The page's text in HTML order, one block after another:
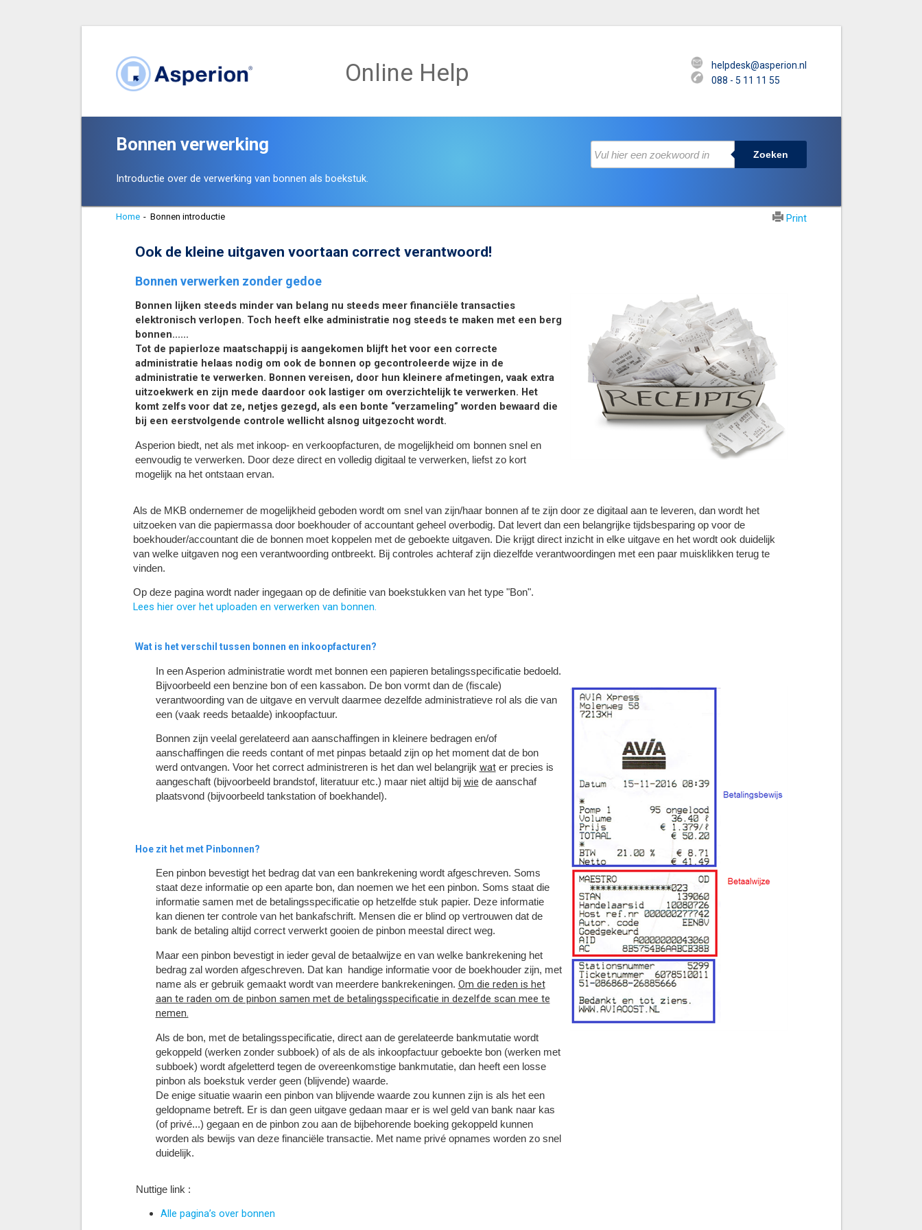
Online Help
helpdesk@asperion.nl
088 - 5 11 11 55
Bonnen verwerking
Introductie over de verwerking van bonnen als boekstuk.
Zoeken
Home - Bonnen introductie Print
Ook de kleine uitgaven voortaan correct verantwoord!
Bonnen verwerken zonder gedoe
Bonnen lijken steeds minder van belang nu steeds meer financiële transacties
elektronisch verlopen. Toch heeft elke administratie nog steeds te maken met een berg
bonnen......
Tot de papierloze maatschappij is aangekomen blijft het voor een correcte
administratie helaas nodig om ook de bonnen op gecontroleerde wijze in de
administratie te verwerken. Bonnen vereisen, door hun kleinere afmetingen, vaak extra
uitzoekwerk en zijn mede daardoor ook lastiger om overzichtelijk te verwerken. Het
komt zelfs voor dat ze, netjes gezegd, als een bonte “verzameling” worden bewaard die
bij een eerstvolgende controle wellicht alsnog uitgezocht wordt.
Asperion biedt, net als met inkoop- en verkoopfacturen, de mogelijkheid om bonnen snel en
eenvoudig te verwerken. Door deze direct en volledig digitaal te verwerken, liefst zo kort
mogelijk na het ontstaan ervan.
Als de MKB ondernemer de mogelijkheid geboden wordt om snel van zijn/haar bonnen af te zijn door ze digitaal aan te leveren, dan wordt het
uitzoeken van die papiermassa door boekhouder of accountant geheel overbodig. Dat levert dan een belangrijke tijdsbesparing op voor de
boekhouder/accountant die de bonnen moet koppelen met de geboekte uitgaven. Die krijgt direct inzicht in elke uitgave en het wordt ook duidelijk
van welke uitgaven nog een verantwoording ontbreekt. Bij controles achteraf zijn diezelfde verantwoordingen met een paar muisklikken terug te
vinden.
Op deze pagina wordt nader ingegaan op de definitie van boekstukken van het type "Bon".
Lees hier over het uploaden en verwerken van bonnen.
Wat is het verschil tussen bonnen en inkoopfacturen?
In een Asperion administratie wordt met bonnen een papieren betalingsspecificatie bedoeld.
Bijvoorbeeld een benzine bon of een kassabon. De bon vormt dan de (fiscale)
verantwoording van de uitgave en vervult daarmee dezelfde administratieve rol als die van
een (vaak reeds betaalde) inkoopfactuur.
Bonnen zijn veelal gerelateerd aan aanschaffingen in kleinere bedragen en/of
aanschaffingen die reeds contant of met pinpas betaald zijn op het moment dat de bon
werd ontvangen. Voor het correct administreren is het dan wel belangrijk water precies is
aangeschaft (bijvoorbeeld brandstof, literatuur etc.) maar niet altijd bij wie de aanschaf
plaatsvond (bijvoorbeeld tankstation of boekhandel).
Hoe zit het met Pinbonnen?
Een pinbon bevestigt het bedrag dat van een bankrekening wordt afgeschreven. Soms
staat deze informatie op een aparte bon, dan noemen we het een pinbon. Soms staat die
informatie samen met de betalingsspecificatie op hetzelfde stuk papier. Deze informatie
kan dienen ter controle van het bankafschrift. Mensen die er blind op vertrouwen dat de
bank de betaling altijd correct verwerkt gooien de pinbon meestal direct weg.
Maar een pinbon bevestigt in ieder geval de betaalwijze en van welke bankrekening het
bedrag zal worden afgeschreven. Dat kan handige informatie voor de boekhouder zijn, met
name als er gebruik gemaakt wordt van meerdere bankrekeningen. Om die reden is het
aan te raden om de pinbon samen met de betalingsspecificatie in dezelfde scan mee te
nemen.
Als de bon, met de betalingsspecificatie, direct aan de gerelateerde bankmutatie wordt
gekoppeld (werken zonder subboek) of als de als inkoopfactuur geboekte bon (werken met
subboek) wordt afgeletterd tegen de overeenkomstige bankmutatie, dan heeft een losse
pinbon als boekstuk verder geen (blijvende) waarde.
De enige situatie waarin een pinbon van blijvende waarde zou kunnen zijn is als het een
geldopname betreft. Er is dan geen uitgave gedaan maar er is wel geld van bank naar kas
(of privé...) gegaan en de pinbon zou aan de bijbehorende boeking gekoppeld kunnen
worden als bewijs van deze financiële transactie. Met name privé opnames worden zo snel
duidelijk.
Nuttige link :
Alle pagina’s over bonnen